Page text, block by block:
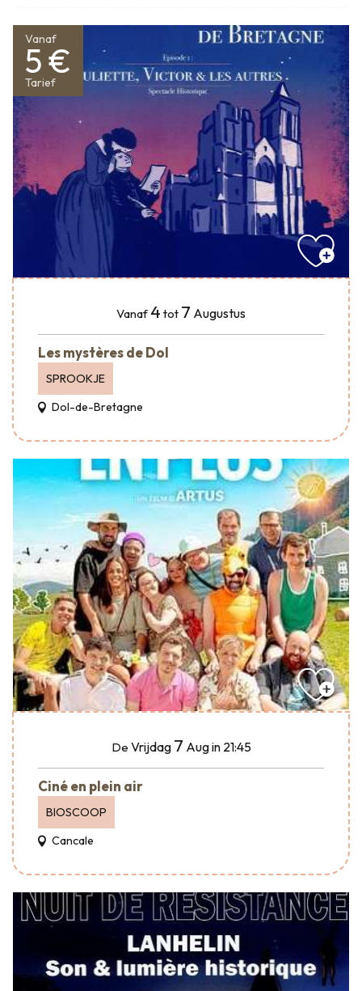
Vanaf
5 €
Tarief
Vanaf4 tot 7 Augustus
Les mystères de Dol
SPROOKJE
Dol-de-Bretagne
De Vrijdag 7 Augin 21:45
Ciné en plein air
BIOSCOOP
Cancale